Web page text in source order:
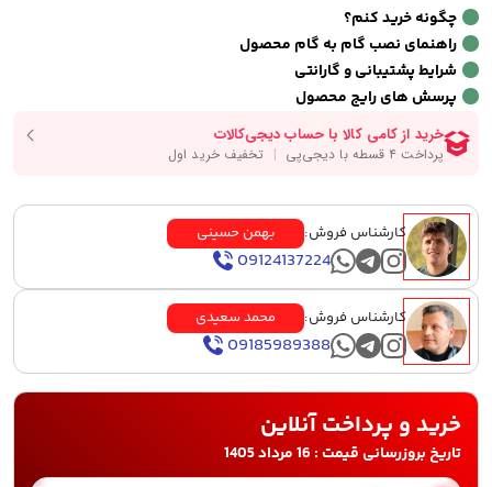
چگونه خرید کنم؟
راهنمای نصب گام به گام محصول
شرایط پشتیبانی و گارانتی
پرسش های رایج محصول
کارشناس فروش: بهمن حسینی
09124137224
کارشناس فروش: محمد سعیدی
09185989388
خرید و پرداخت آنلاین
تاریخ بروزرسانی قیمت : 16 مرداد 1405